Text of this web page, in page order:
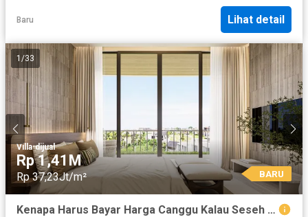
Baru Lihat detail
1 /33
Villa·dijual
Rp 1,41M
Rp 37,23Jt/m² BARU
Kenapa Harus Bayar Harga Canggu Kalau Seseh Adalah Next Hotspot? - Boutique Studio Residence